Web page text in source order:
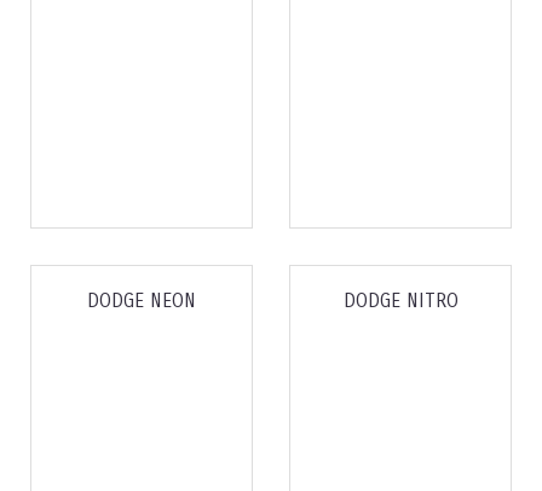
DODGE NEON DODGE NITRO